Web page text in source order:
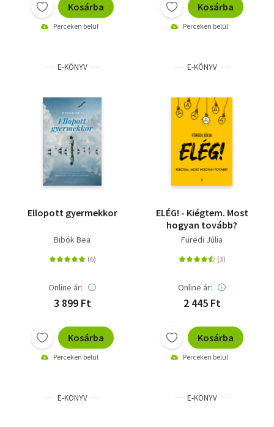
Kosárba
Perceken belül
Kosárba
Perceken belül
E-KÖNYV
Ellopott gyermekkor
Bibók Bea
Online ár:
3 899 Ft
Kosárba
Perceken belül
E-KÖNYV
ELÉG! - Kiégtem. Most
hogyan tovább?
Füredi Júlia
Online ár:
2 445 Ft
Kosárba
Perceken belül
E-KÖNYV E-KÖNYV